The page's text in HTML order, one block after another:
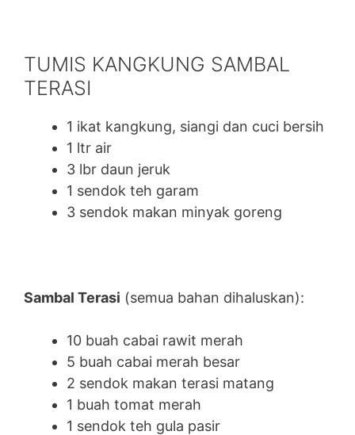
TUMIS KANGKUNG SAMBAL
TERASI
1 ikat kangkung, siangi dan cuci bersih
1 ltr air
3 lbr daun jeruk
1 sendok teh garam
3 sendok makan minyak goreng
Sambal Terasi (semua bahan dihaluskan):
10 buah cabai rawit merah
5 buah cabai merah besar
2 sendok makan terasi matang
1 buah tomat merah
1 sendok teh gula pasir